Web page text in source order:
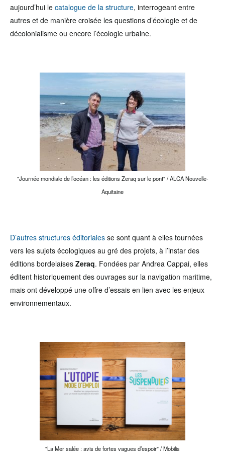
aujourd’hui le catalogue de la structure, interrogeant entre
autres et de manière croisée les questions d’écologie et de
décolonialisme ou encore l’écologie urbaine.
"Journée mondiale de l’océan : les éditions Zeraq sur le pont" / ALCA Nouvelle-
Aquitaine
D’autres structures éditoriales se sont quant à elles tournées
vers les sujets écologiques au gré des projets, à l’instar des
éditions bordelaises Zeraq. Fondées par Andrea Cappai, elles
éditent historiquement des ouvrages sur la navigation maritime,
mais ont développé une offre d’essais en lien avec les enjeux
environnementaux.
"La Mer salée : avis de fortes vagues d’espoir" / Mobilis